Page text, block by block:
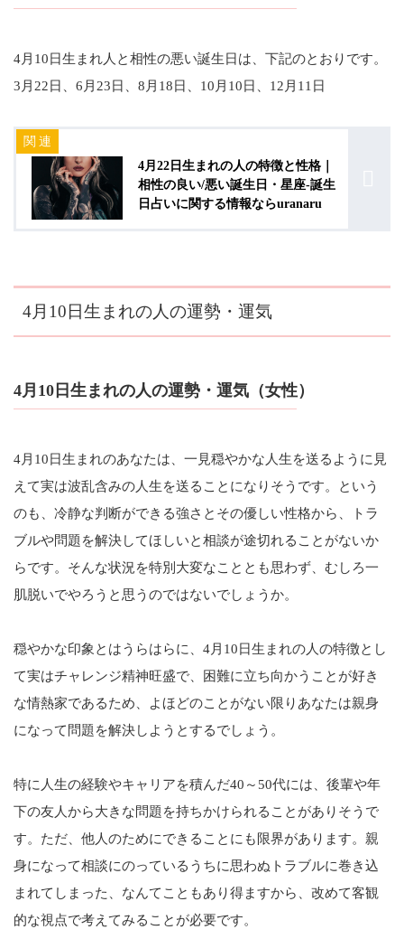
4月10日生まれ人と相性の悪い誕生日は、下記のとおりです。
3月22日、6月23日、8月18日、10月10日、12月11日
4月22日生まれの人の特徴と性格｜
相性の良い/悪い誕生日・星座-誕生
日占いに関する情報ならuranaru
4月10日生まれの人の運勢・運気
4月10日生まれの人の運勢・運気（女性）
4月10日生まれのあなたは、一見穏やかな人生を送るように見
えて実は波乱含みの人生を送ることになりそうです。という
のも、冷静な判断ができる強さとその優しい性格から、トラ
ブルや問題を解決してほしいと相談が途切れることがないか
らです。そんな状況を特別大変なこととも思わず、むしろ一
肌脱いでやろうと思うのではないでしょうか。
穏やかな印象とはうらはらに、4月10日生まれの人の特徴とし
て実はチャレンジ精神旺盛で、困難に立ち向かうことが好き
な情熱家であるため、よほどのことがない限りあなたは親身
になって問題を解決しようとするでしょう。
特に人生の経験やキャリアを積んだ40～50代には、後輩や年
下の友人から大きな問題を持ちかけられることがありそうで
す。ただ、他人のためにできることにも限界があります。親
身になって相談にのっているうちに思わぬトラブルに巻き込
まれてしまった、なんてこともあり得ますから、改めて客観
的な視点で考えてみることが必要です。